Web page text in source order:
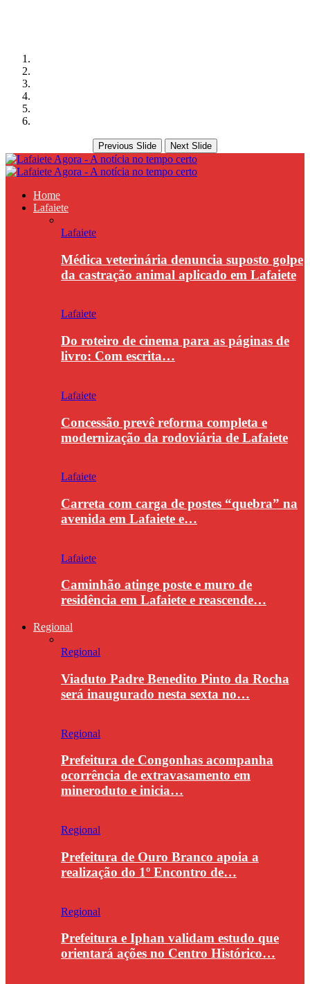
Previous Slide Next Slide
Home
Lafaiete
Lafaiete
Médica veterinária denuncia suposto golpe
da castração animal aplicado em Lafaiete
Lafaiete
Do roteiro de cinema para as páginas de
livro: Com escrita…
Lafaiete
Concessão prevê reforma completa e
modernização da rodoviária de Lafaiete
Lafaiete
Carreta com carga de postes “quebra” na
avenida em Lafaiete e…
Lafaiete
Caminhão atinge poste e muro de
residência em Lafaiete e reascende…
Regional
Regional
Viaduto Padre Benedito Pinto da Rocha
será inaugurado nesta sexta no…
Regional
Prefeitura de Congonhas acompanha
ocorrência de extravasamento em
mineroduto e inicia…
Regional
Prefeitura de Ouro Branco apoia a
realização do 1º Encontro de…
Regional
Prefeitura e Iphan validam estudo que
orientará ações no Centro Histórico…